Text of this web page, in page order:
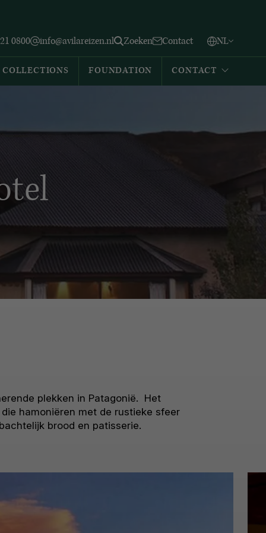
0800 info@avilareizen.nl Zoeken Contact NL
Español
COLLECTIONS FOUNDATION CONTACT
plekken in Patagonië. Het
hamoniëren met de rustieke sfeer
brood en patisserie.